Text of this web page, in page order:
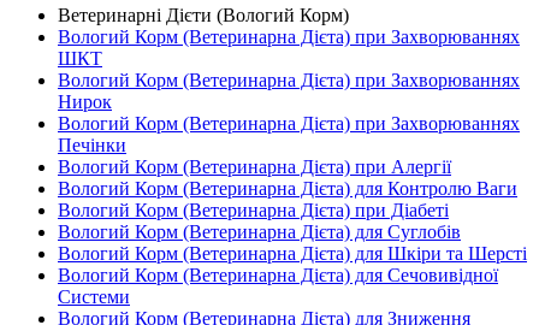
Ветеринарні Дієти (Вологий Корм)
Вологий Корм (Ветеринарна Дієта) при Захворюваннях
ШКТ
Вологий Корм (Ветеринарна Дієта) при Захворюваннях
Нирок
Вологий Корм (Ветеринарна Дієта) при Захворюваннях
Печінки
Вологий Корм (Ветеринарна Дієта) при Алергії
Вологий Корм (Ветеринарна Дієта) для Контролю Ваги
Вологий Корм (Ветеринарна Дієта) при Діабеті
Вологий Корм (Ветеринарна Дієта) для Суглобів
Вологий Корм (Ветеринарна Дієта) для Шкіри та Шерсті
Вологий Корм (Ветеринарна Дієта) для Сечовивідної
Системи
Вологий Корм (Ветеринарна Дієта) для Зниження